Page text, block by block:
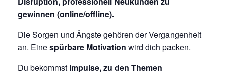
gewinnen (online/offline).
Die Sorgen und Ängste gehören der Vergangenheit
an. Einespürbare Motivation wird dich packen.
Du bekommst Impulse, zu den Themen